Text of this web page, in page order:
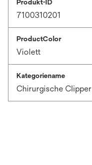
Produkt-ID
7100310201
ProductColor
Violett
Kategoriename
Chirurgische Clipper